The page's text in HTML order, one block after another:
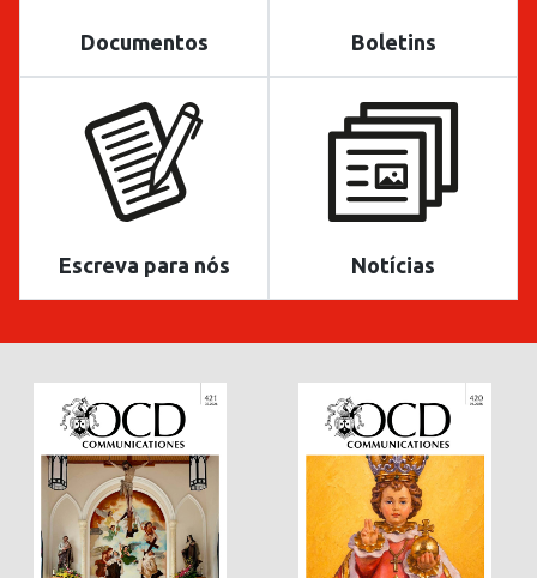
Documentos Boletins
Escreva para nós Notícias